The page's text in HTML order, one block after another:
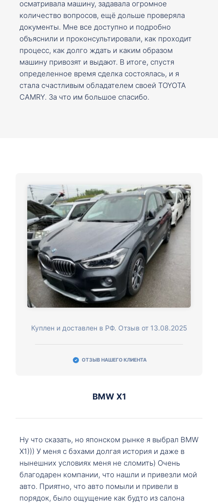
осматривала машину, задавала огромное
количество вопросов, ещё дольше проверяла
документы. Мне все доступно и подробно
объяснили и проконсультировали, как проходит
процесс, как долго ждать и каким образом
машину привозят и выдают. В итоге, спустя
определенное время сделка состоялась, и я
стала счастливым обладателем своей TOYOTA
CAMRY. За что им большое спасибо.
Куплен и доставлен в РФ. Отзыв от 13.08.2025
ОТЗЫВ НАШЕГО КЛИЕНТА
BMW X1
Ну что сказать, но японском рынке я выбрал BMW
X1))) У меня с бэхами долгая история и даже в
нынешних условиях меня не сломить) Очень
благодарен компании, что нашли и привезли мой
авто. Приятно, что авто помыли и привели в
порядок, было ощущение как будто из салона